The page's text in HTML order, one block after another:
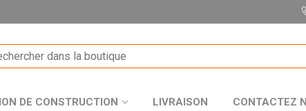
DE CONSTRUCTION LIVRAISON CONTACTEZ